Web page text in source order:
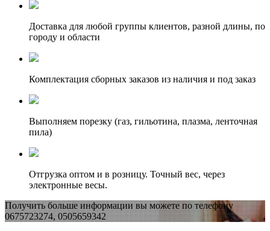
Доставка для любой группы клиентов, разной длины, по
городу и области
Комплектация сборных заказов из наличия и под заказ
Выполняем порезку (газ, гильотина, плазма, ленточная
пила)
Отгрузка оптом и в розницу. Точный вес, через
электронные весы.
Получить больше информации вы можете по телефону
0675723274, 0505659342